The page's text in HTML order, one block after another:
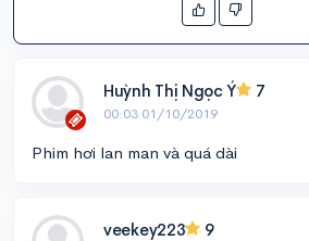
Huỳnh Thị Ngọc Ý 7
00:03 01/10/2019
Phim hơi lan man và quá dài
veekey223 9